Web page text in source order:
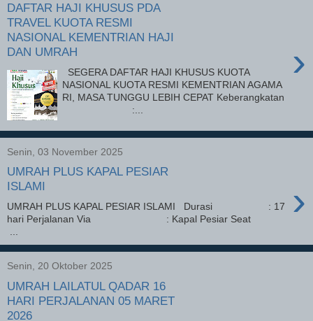
DAFTAR HAJI KHUSUS PDA
TRAVEL KUOTA RESMI
NASIONAL KEMENTRIAN HAJI
DAN UMRAH
›
SEGERA DAFTAR HAJI KHUSUS KUOTA
NASIONAL KUOTA RESMI KEMENTRIAN AGAMA
RI, MASA TUNGGU LEBIH CEPAT Keberangkatan
:...
Senin, 03 November 2025
UMRAH PLUS KAPAL PESIAR
ISLAMI
›
UMRAH PLUS KAPAL PESIAR ISLAMI Durasi : 17
hari Perjalanan Via : Kapal Pesiar Seat
Senin, 20 Oktober 2025
UMRAH LAILATUL QADAR 16
HARI PERJALANAN 05 MARET
2026